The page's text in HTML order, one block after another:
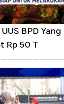
BPD
Rp 50 T